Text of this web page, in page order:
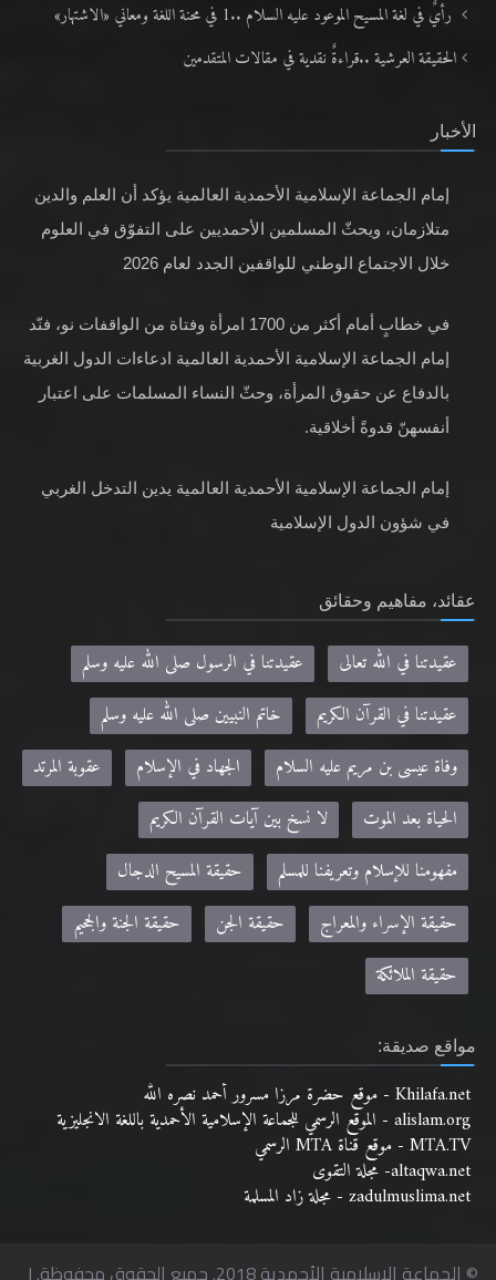
رأيٌ في لغة المسيح الموعود عليه السلام ..1 في محنة اللغة ومعاني «الاشتهار»
الحقيقة العرشية ..قراءةٌ نقدية في مقالات المتقدمين
الأخبار
إمام الجماعة الإسلامية الأحمدية العالمية يؤكد أن العلم والدين
متلازمان، ويحثّ المسلمين الأحمديين على التفوّق في العلوم
خلال الاجتماع الوطني للواقفين الجدد لعام 2026
في خطابٍ أمام أكثر من 1700 امرأة وفتاة من الواقفات نو، فنّد
إمام الجماعة الإسلامية الأحمدية العالمية ادعاءات الدول الغربية
بالدفاع عن حقوق المرأة، وحثّ النساء المسلمات على اعتبار
أنفسهنّ قدوةً أخلاقية.
إمام الجماعة الإسلامية الأحمدية العالمية يدين التدخل الغربي
في شؤون الدول الإسلامية
عقائد، مفاهيم وحقائق
عقيدتنا في الله تعالى
عقيدتنا في الرسول صلى الله عليه وسلم
عقيدتنا في القرآن الكريم
خاتم النبيين صلى الله عليه وسلم
وفاة عيسى بن مريم عليه السلام
الجهاد في الإسلام
عقوبة المرتد
الحياة بعد الموت
لا نسخ بين آيات القرآن الكريم
مفهومنا للإسلام وتعريفنا للمسلم
حقيقة المسيح الدجال
حقيقة الإسراء والمعراج
حقيقة الجن
حقيقة الجنة والجحيم
حقيقة الملائكة
مواقع صديقة:
Khilafa.net - موقع حضرة مرزا مسرور أحمد نصره الله
alislam.org - الموقع الرسمي للجماعة الإسلامية الأحمدية باللغة الانجليزية
MTA.TV - موقع قناة MTA الرسمي
altaqwa.net- مجلة التقوى
zadulmuslima.net - مجلة زاد المسلمة